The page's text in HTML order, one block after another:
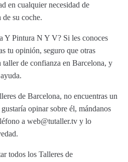
en cualquier necesidad de
su coche.
Y Pintura N Y V? Si les conoces
tu opinión, seguro que otras
taller de confianza en Barcelona, y
de Barcelona, no encuentras un
opinar sobre él, mándanos
a web@tutaller.tv y lo
todos los Talleres de